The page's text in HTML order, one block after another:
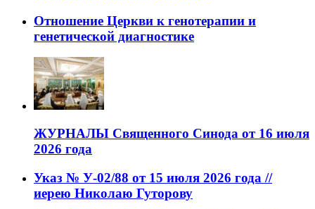
Отношение Церкви к генотерапии и
генетической диагностике
ЖУРНАЛЫ Священного Синода от 16 июля
2026 года
Указ № У-02/88 от 15 июля 2026 года //
иерею Николаю Гуторову